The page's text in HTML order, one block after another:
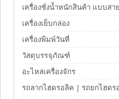
เครื่องชั่งน้ำหนักสินค้า แบบสา
เครื่องเย็บกล่อง
เครื่องพิมพ์วันที่
วัสดุบรรจุภัณฑ์
อะไหล่เครื่องจักร
รถลากไฮดรอลิค | รถยกไฮดร